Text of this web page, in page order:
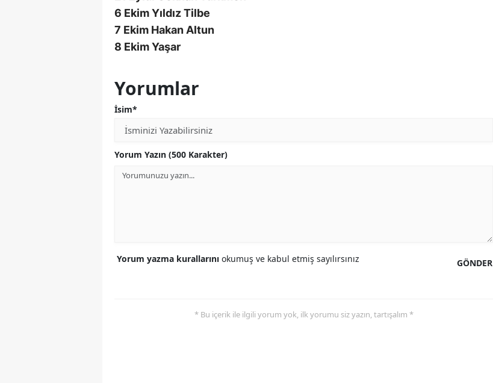
6 Ekim Yıldız Tilbe
7 Ekim Hakan Altun
8 Ekim Yaşar
Yorumlar
İsim*
Yorum Yazın (500 Karakter)
GÖNDER
Yorum yazma kurallarını okumuş ve kabul etmiş sayılırsınız
* Bu içerik ile ilgili yorum yok, ilk yorumu siz yazın, tartışalım *